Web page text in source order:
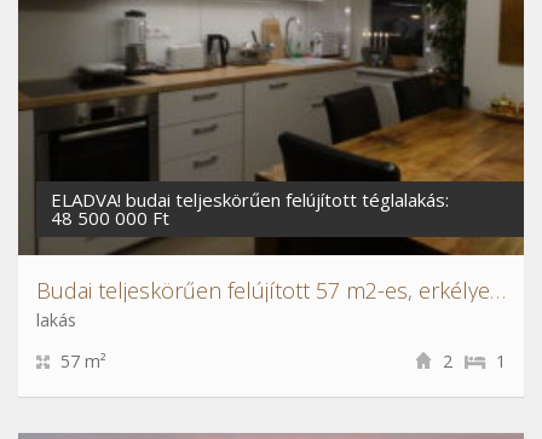
ELADVA! budai teljeskörűen felújított téglalakás:
48 500 000 Ft
Budai teljeskörűen felújított 57 m2-es, erkélyes téglalakás
lakás
57 m²
1
2